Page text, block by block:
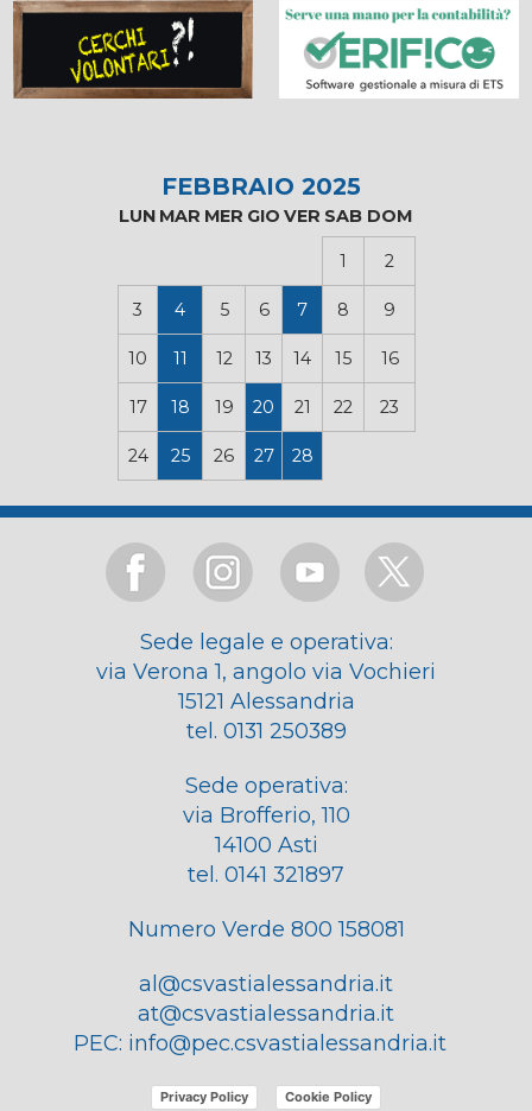
FEBBRAIO 2025
LUN MAR MER GIO VER SAB DOM
1 2
3 4 5 6 7 8 9
10 11 12 13 14 15 16
17 18 19 20 21 22 23
24 25 26 27 28
Sede legale e operativa:
via Verona 1, angolo via Vochieri
15121 Alessandria
tel. 0131 250389
Sede operativa:
via Brofferio, 110
14100 Asti
tel. 0141 321897
Numero Verde 800 158081
al@csvastialessandria.it
at@csvastialessandria.it
PEC: info@pec.csvastialessandria.it
Privacy Policy Cookie Policy